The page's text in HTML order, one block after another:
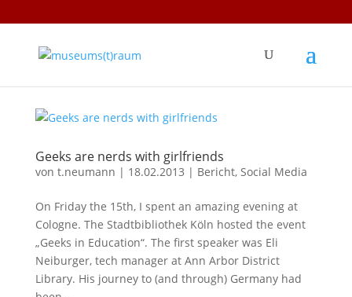
Geeks are nerds with girlfriends
von t.neumann | 18.02.2013 | Bericht, Social Media
On Friday the 15th, I spent an amazing evening at
Cologne. The Stadtbibliothek Köln hosted the event
„Geeks in Education“. The first speaker was Eli
Neiburger, tech manager at Ann Arbor District
Library. His journey to (and through) Germany had